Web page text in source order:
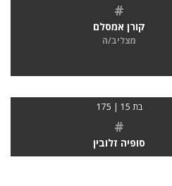
#
קורן אמסלם
מצליב/ה
בת 15 | 175
#
סופיה זלובין